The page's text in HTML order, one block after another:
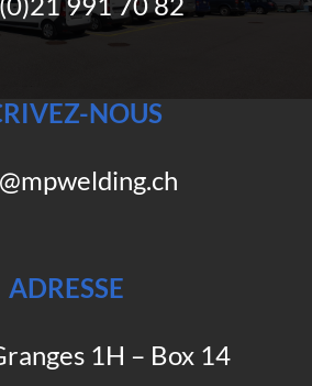
NOUS
ADRESSE
1H – Box 14